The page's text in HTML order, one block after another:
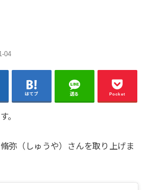
04
はてブ 送る Pocket
。
弥（しゅうや）さんを取り上げま